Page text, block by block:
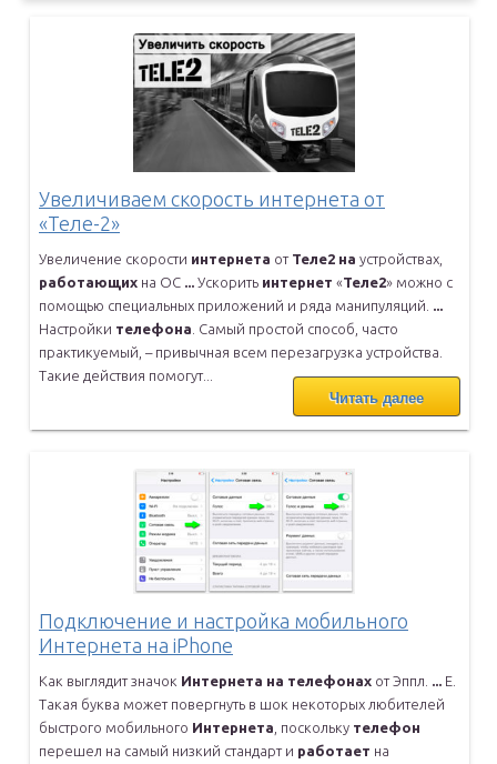
Увеличиваем скорость интернета от
«Теле-2»
Увеличение скорости интернета от Теле2 на устройствах,
работающих на ОС ... Ускорить интернет «Теле2» можно с
помощью специальных приложений и ряда манипуляций. ...
Настройки телефона . Самый простой способ, часто
практикуемый, – привычная всем перезагрузка устройства.
Такие действия помогут...
Читать далее
Подключение и настройка мобильного
Интернета на iPhone
Как выглядит значок Интернета на телефонах от Эппл. ... E.
Такая буква может повергнуть в шок некоторых любителей
быстрого мобильного Интернета , поскольку телефон
перешел на самый низкий стандарт и работает на